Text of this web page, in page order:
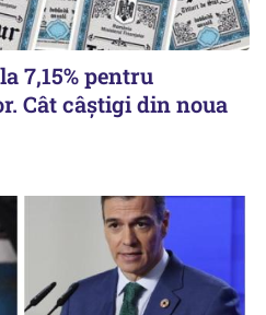
7,15% pentru
Cât câștigi din noua